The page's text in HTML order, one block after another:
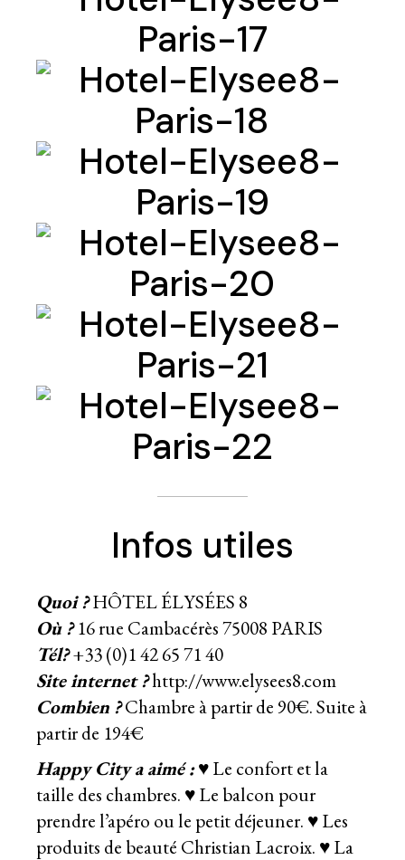
Infos utiles
Quoi ?HÔTEL ÉLYSÉES 8
Où ?16 rue Cambacérès 75008 PARIS
Tél?+33 (0)1 42 65 71 40
Site internet ?http://www.elysees8.com
Combien ?Chambre à partir de 90€. Suite à
partir de 194€
Happy City a aimé :♥ Le confort et la
taille des chambres. ♥ Le balcon pour
prendre l’apéro ou le petit déjeuner. ♥ Les
produits de beauté Christian Lacroix. ♥ La